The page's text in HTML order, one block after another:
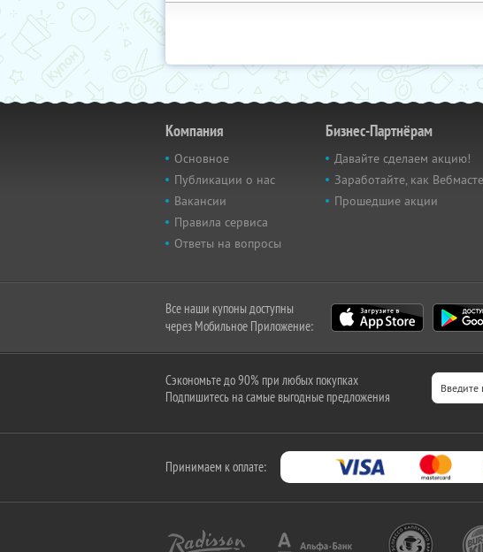
Компания
Основное
Публикации о нас
Вакансии
Правила сервиса
Ответы на вопросы
Бизнес-Партнёрам
Давайте сделаем акцию!
Заработайте, как
Прошедшие акции
Все наши купоны доступны
через Мобильное Приложение:
Сэкономьте до 90% при любых покупках
Подпишитесь на самые выгодные предложения
Принимаем к оплате: